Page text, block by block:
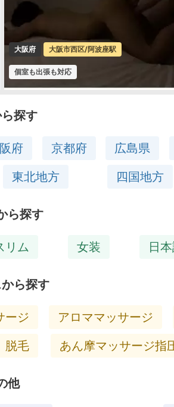
福岡県 福岡市博多区/博多駅
個室専門
探す
府 京都府 広島県
東北地方 四国地方
ら探す
リム 女装 日
ら探す
ージ アロママッサージ
脱毛 あん摩マッサージ指
他